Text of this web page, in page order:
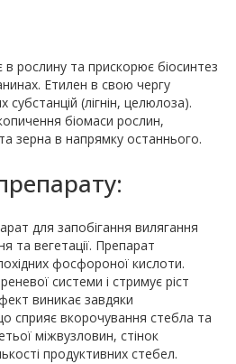
рослину та прискорює біосинтез
Етилен в свою чергу
(лігнін, целюлоза).
біомаси рослин,
зерна в напрямку останнього.
для запобігання вилягання
та вегетації. Препарат
фосфороної кислоти.
системи і стримує ріст
виникає завдяки
сприяє вкорочування стебла та
міжвузловин, стінок
продуктивних стебел.